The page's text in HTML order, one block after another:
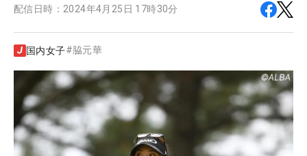
配信日時： 2024年4月25日 17時30分
国内女子#脇元華